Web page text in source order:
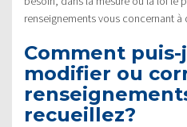
renseignements vous concernant à
Comment puis-
modifier ou
recueillez?